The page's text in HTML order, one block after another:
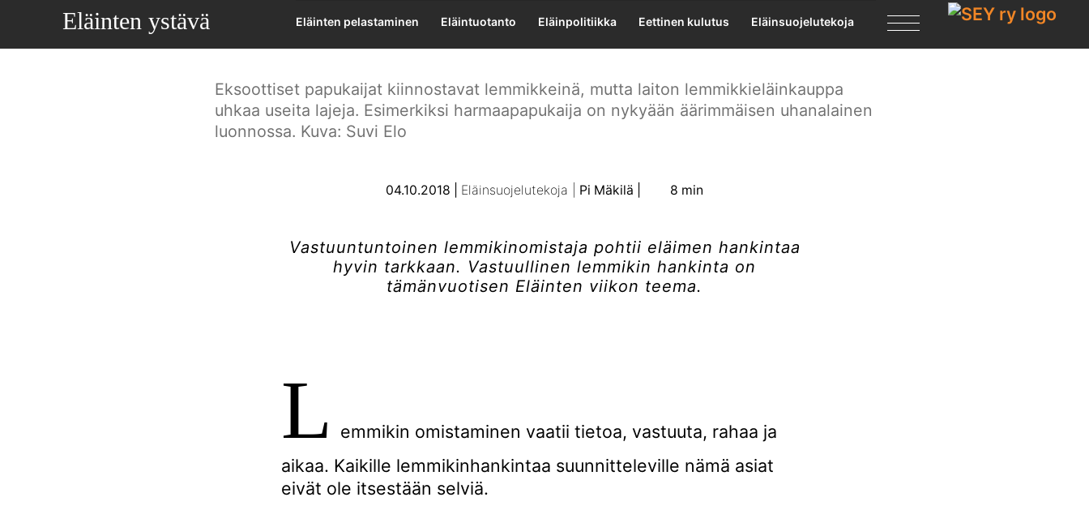
Eläinten ystävä Eläinten pelastaminen Eläintuotanto Eläinpolitiikka Eettinen kulutus Eläinsuojelutekoja
Harkintaa lemmikin hankintaan
Eksoottiset papukaijat kiinnostavat lemmikkeinä, mutta laiton lemmikkieläinkauppa
uhkaa useita lajeja. Esimerkiksi harmaapapukaija on nykyään äärimmäisen uhanalainen
luonnossa. Kuva: Suvi Elo
04.10.2018 Eläinsuojelutekoja Pi Mäkilä 8 min
Vastuuntuntoinen lemmikinomistaja pohtii eläimen hankintaa
hyvin tarkkaan. Vastuullinen lemmikin hankinta on
tämänvuotisen Eläinten viikon teema.
L
emmikin omistaminen vaatii tietoa, vastuuta, rahaa ja
aikaa. Kaikille lemmikinhankintaa suunnitteleville nämä asiat
eivät ole itsestään selviä.